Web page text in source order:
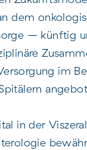
dem
– künftig
im
in der